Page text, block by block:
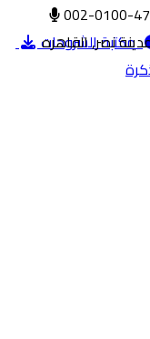
مكتبة الشروحات
002-0100-